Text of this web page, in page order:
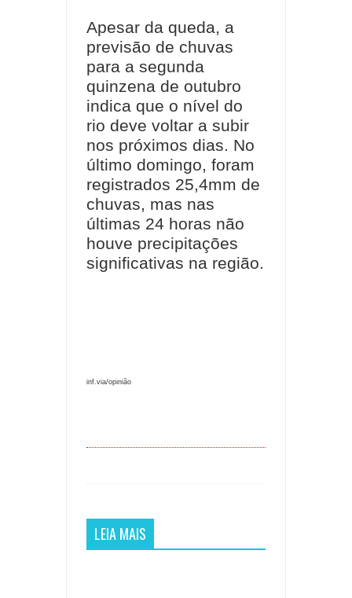
Apesar da queda, a
previsão de chuvas
para a segunda
quinzena de outubro
indica que o nível do
rio deve voltar a subir
nos próximos dias. No
último domingo, foram
registrados 25,4mm de
chuvas, mas nas
últimas 24 horas não
houve precipitações
significativas na região.
inf.via/opinião
LEIA MAIS